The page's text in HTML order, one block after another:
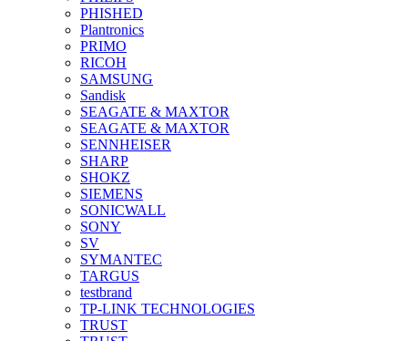
PHISHED
Plantronics
PRIMO
RICOH
SAMSUNG
Sandisk
SEAGATE & MAXTOR
SEAGATE & MAXTOR
SENNHEISER
SHARP
SHOKZ
SIEMENS
SONICWALL
SONY
SV
SYMANTEC
TARGUS
testbrand
TP-LINK TECHNOLOGIES
TRUST